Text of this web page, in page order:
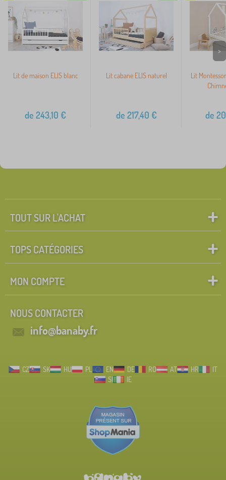
Lit de maison ELIS blanc
de 243,10 €
Lit cabane ELIS naturel
de 217,40 €
Lit
de
>
TOUT SUR L'ACHAT
TOPS CATÉGORIES
MON COMPTE
NOUS CONTACTER
info@banaby.fr
CZ SK HU PL EN DE RO AT HR
IT
SI
IE